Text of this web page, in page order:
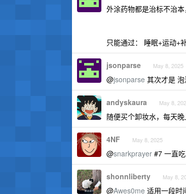
外涂药物都是治标不治
只能通过： 睡眠+运动+
jsonparse May 8, 2025
@jsonparse 其次才是
andyskaura May 8,
随便买个卸妆水，每天
4NF May 8, 2025
@snarkprayer #7 一直
shonnliberty May 8,
@Awes0me 适用一段时